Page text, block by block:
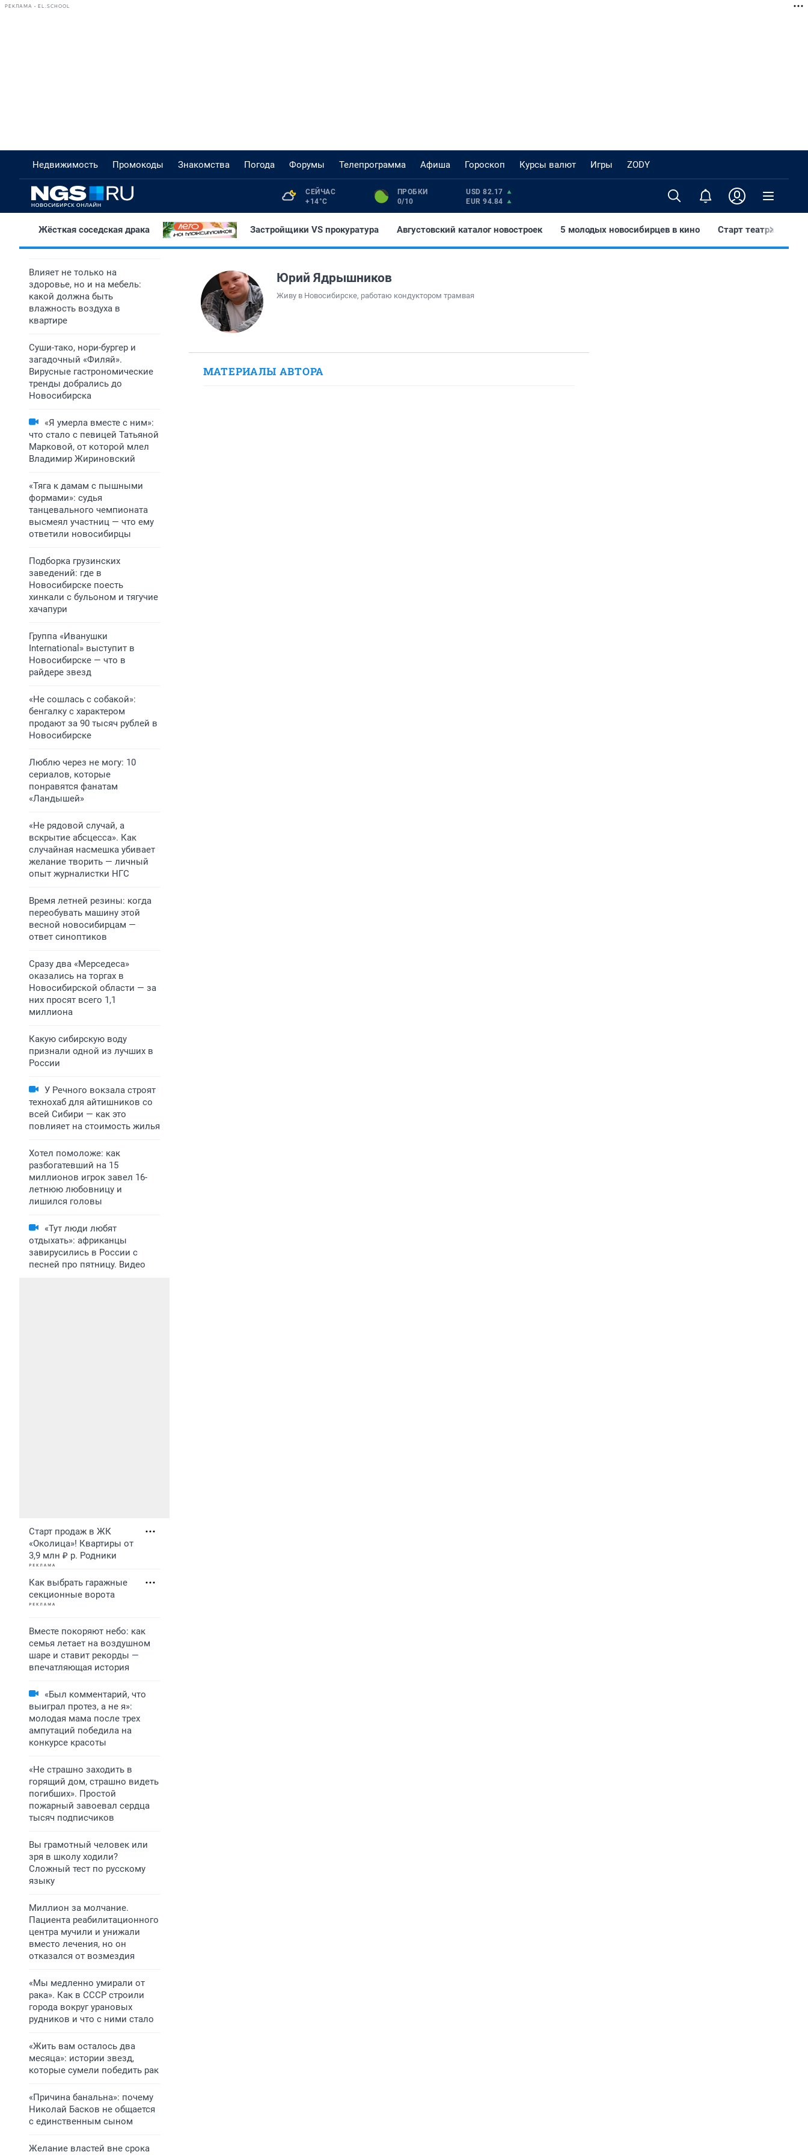
РЕКЛАМА • EL.SCHOOL
Недвижимость Промокоды Знакомства Погода Форумы Телепрограмма Афиша Гороскоп Курсы валют Игры ZODY
СЕЙЧАС
+14°С
ПРОБКИ
0/10
USD 82.17
EUR 94.84
Жёсткая соседская драка Застройщики VS прокуратура Августовский каталог новостроек 5 молодых новосибирцев в кино Старт театрального
Влияет не только на
здоровье, но и на мебель:
какой должна быть
влажность воздуха в
квартире
Суши-тако, нори-бургер и
загадочный «Филяй».
Вирусные гастрономические
тренды добрались до
Новосибирска
«Я умерла вместе с ним»:
что стало с певицей Татьяной
Марковой, от которой млел
Владимир Жириновский
«Тяга к дамам с пышными
формами»: судья
танцевального чемпионата
высмеял участниц — что ему
ответили новосибирцы
Подборка грузинских
заведений: где в
Новосибирске поесть
хинкали с бульоном и тягучие
хачапури
Группа «Иванушки
International» выступит в
Новосибирске — что в
райдере звезд
«Не сошлась с собакой»:
бенгалку с характером
продают за 90 тысяч рублей в
Новосибирске
Люблю через не могу: 10
сериалов, которые
понравятся фанатам
«Ландышей»
«Не рядовой случай, а
вскрытие абсцесса». Как
случайная насмешка убивает
желание творить — личный
опыт журналистки НГС
Время летней резины: когда
переобувать машину этой
весной новосибирцам —
ответ синоптиков
Сразу два «Мерседеса»
оказались на торгах в
Новосибирской области — за
них просят всего 1,1
миллиона
Какую сибирскую воду
признали одной из лучших в
России
У Речного вокзала строят
технохаб для айтишников со
всей Сибири — как это
повлияет на стоимость жилья
Хотел помоложе: как
разбогатевший на 15
миллионов игрок завел 16-
летнюю любовницу и
лишился головы
«Тут люди любят
отдыхать»: африканцы
завирусились в России с
песней про пятницу. Видео
Старт продаж в ЖК
«Околица»! Квартиры от
3,9 млн ₽ р. Родники
Как выбрать гаражные
секционные ворота
Вместе покоряют небо: как
семья летает на воздушном
шаре и ставит рекорды —
впечатляющая история
«Был комментарий, что
выиграл протез, а не я»:
молодая мама после трех
ампутаций победила на
конкурсе красоты
«Не страшно заходить в
горящий дом, страшно видеть
погибших». Простой
пожарный завоевал сердца
тысяч подписчиков
Вы грамотный человек или
зря в школу ходили?
Сложный тест по русскому
языку
Миллион за молчание.
Пациента реабилитационного
центра мучили и унижали
вместо лечения, но он
отказался от возмездия
«Мы медленно умирали от
рака». Как в СССР строили
города вокруг урановых
рудников и что с ними стало
«Жить вам осталось два
месяца»: истории звезд,
которые сумели победить рак
«Причина банальна»: почему
Николай Басков не общается
с единственным сыном
Желание властей вне срока
Юрий Ядрышников
Живу в Новосибирске, работаю кондуктором трамвая
МАТЕРИАЛЫ АВТОРА